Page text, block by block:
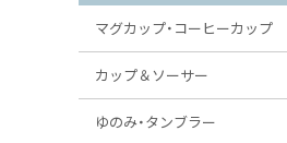
マグカップ・コーヒーカップ
カップ＆ソーサー
ゆのみ・タンブラー